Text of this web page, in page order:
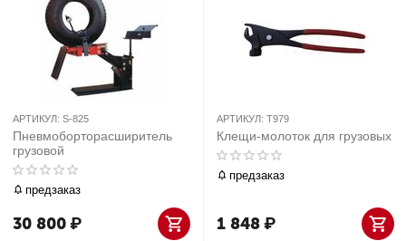
АРТИКУЛ: S-825
Пневмоборторасширитель
грузовой
предзаказ
30 800₽
АРТИКУЛ: T979
Клещи-молоток для грузовых
предзаказ
1 848₽